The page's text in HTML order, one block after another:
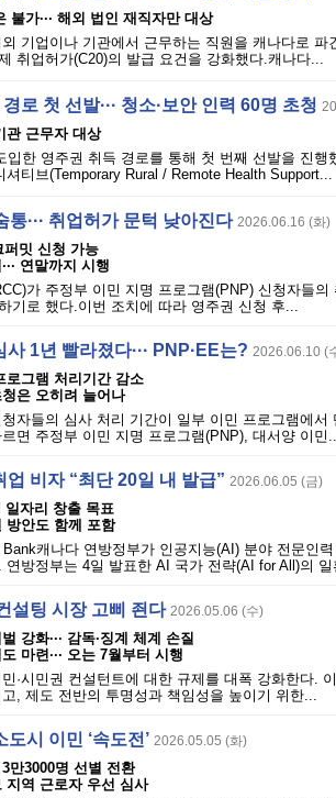
불가··· 해외 법인 재직자만 대상
기업이나 기관에서 근무하는 직원을 캐나다로
취업허가(C20)의 발급 요건을 강화했다.캐나다...
로 첫 선발··· 청소·보안 인력 60명 초청
관 근무자 대상
입한 영주권 취득 경로를 통해 첫 번째 선발을 진행
셔티브(Temporary Rural / Remote Health Support...
통··· 취업허가 문턱 낮아진다 2026.06.16 (화)
밋 신청 가능
연말까지 시행
가 주정부 이민 지명 프로그램(PNP) 신청자들
기로 했다.이번 조치에 따라 영주권 신청 후...
1년 빨라졌다··· PNP·EE는? 2026.06.10 (
로그램 처리기간 감소
은 오히려 늘어나
자들의 심사 처리 기간이 일부 이민 프로그램에
면 주정부 이민 지명 프로그램(PNP), 대서양 이민
업 비자 “최단 20일 내 발급” 2026.06.05 (금)
자리 창출 목표
방안도 함께 포함
캐나다 연방정부가 인공지능(AI) 분야 전문인
연방정부는 4일 발표한 AI 국가 전략(AI for All)의
설팅 시장 고삐 죈다 2026.05.06 (수)
강화··· 감독·징계 체계 손질
마련··· 오는 7월부터 시행
·시민권 컨설턴트에 대한 규제를 대폭 강화한다.
, 제도 전반의 투명성과 책임성을 높이기 위한...
도시 이민 ‘속도전’ 2026.05.05 (화)
만3000명 선별 전환
지역 근로자 우선 심사